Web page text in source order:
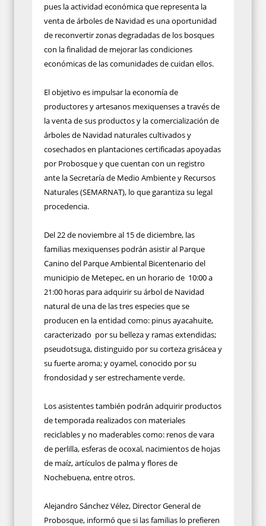
pues la actividad económica que representa la
venta de árboles de Navidad es una oportunidad
de reconvertir zonas degradadas de los bosques
con la finalidad de mejorar las condiciones
económicas de las comunidades de cuidan ellos.
El objetivo es impulsar la economía de
productores y artesanos mexiquenses a través de
la venta de sus productos y la comercialización de
árboles de Navidad naturales cultivados y
cosechados en plantaciones certificadas apoyadas
por Probosque y que cuentan con un registro
ante la Secretaría de Medio Ambiente y Recursos
Naturales (SEMARNAT), lo que garantiza su legal
procedencia.
Del 22 de noviembre al 15 de diciembre, las
familias mexiquenses podrán asistir al Parque
Canino del Parque Ambiental Bicentenario del
municipio de Metepec, en un horario de 10:00 a
21:00 horas para adquirir su árbol de Navidad
natural de una de las tres especies que se
producen en la entidad como: pinus ayacahuite,
caracterizado por su belleza y ramas extendidas;
pseudotsuga, distinguido por su corteza grisácea y
su fuerte aroma; y oyamel, conocido por su
frondosidad y ser estrechamente verde.
Los asistentes también podrán adquirir productos
de temporada realizados con materiales
reciclables y no maderables como: renos de vara
de perlilla, esferas de ocoxal, nacimientos de hojas
de maíz, artículos de palma y flores de
Nochebuena, entre otros.
Alejandro Sánchez Vélez, Director General de
Probosque, informó que si las familias lo prefieren